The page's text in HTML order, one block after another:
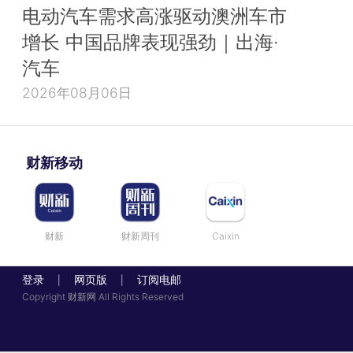
电动汽车需求高涨驱动澳洲车市
增长 中国品牌表现强劲｜出海·
汽车
2026年08月06日
财新移动
财新 财新周刊 Caixin
登录 网页版 订阅电邮
Copyright 财新网 All Rights Reserved